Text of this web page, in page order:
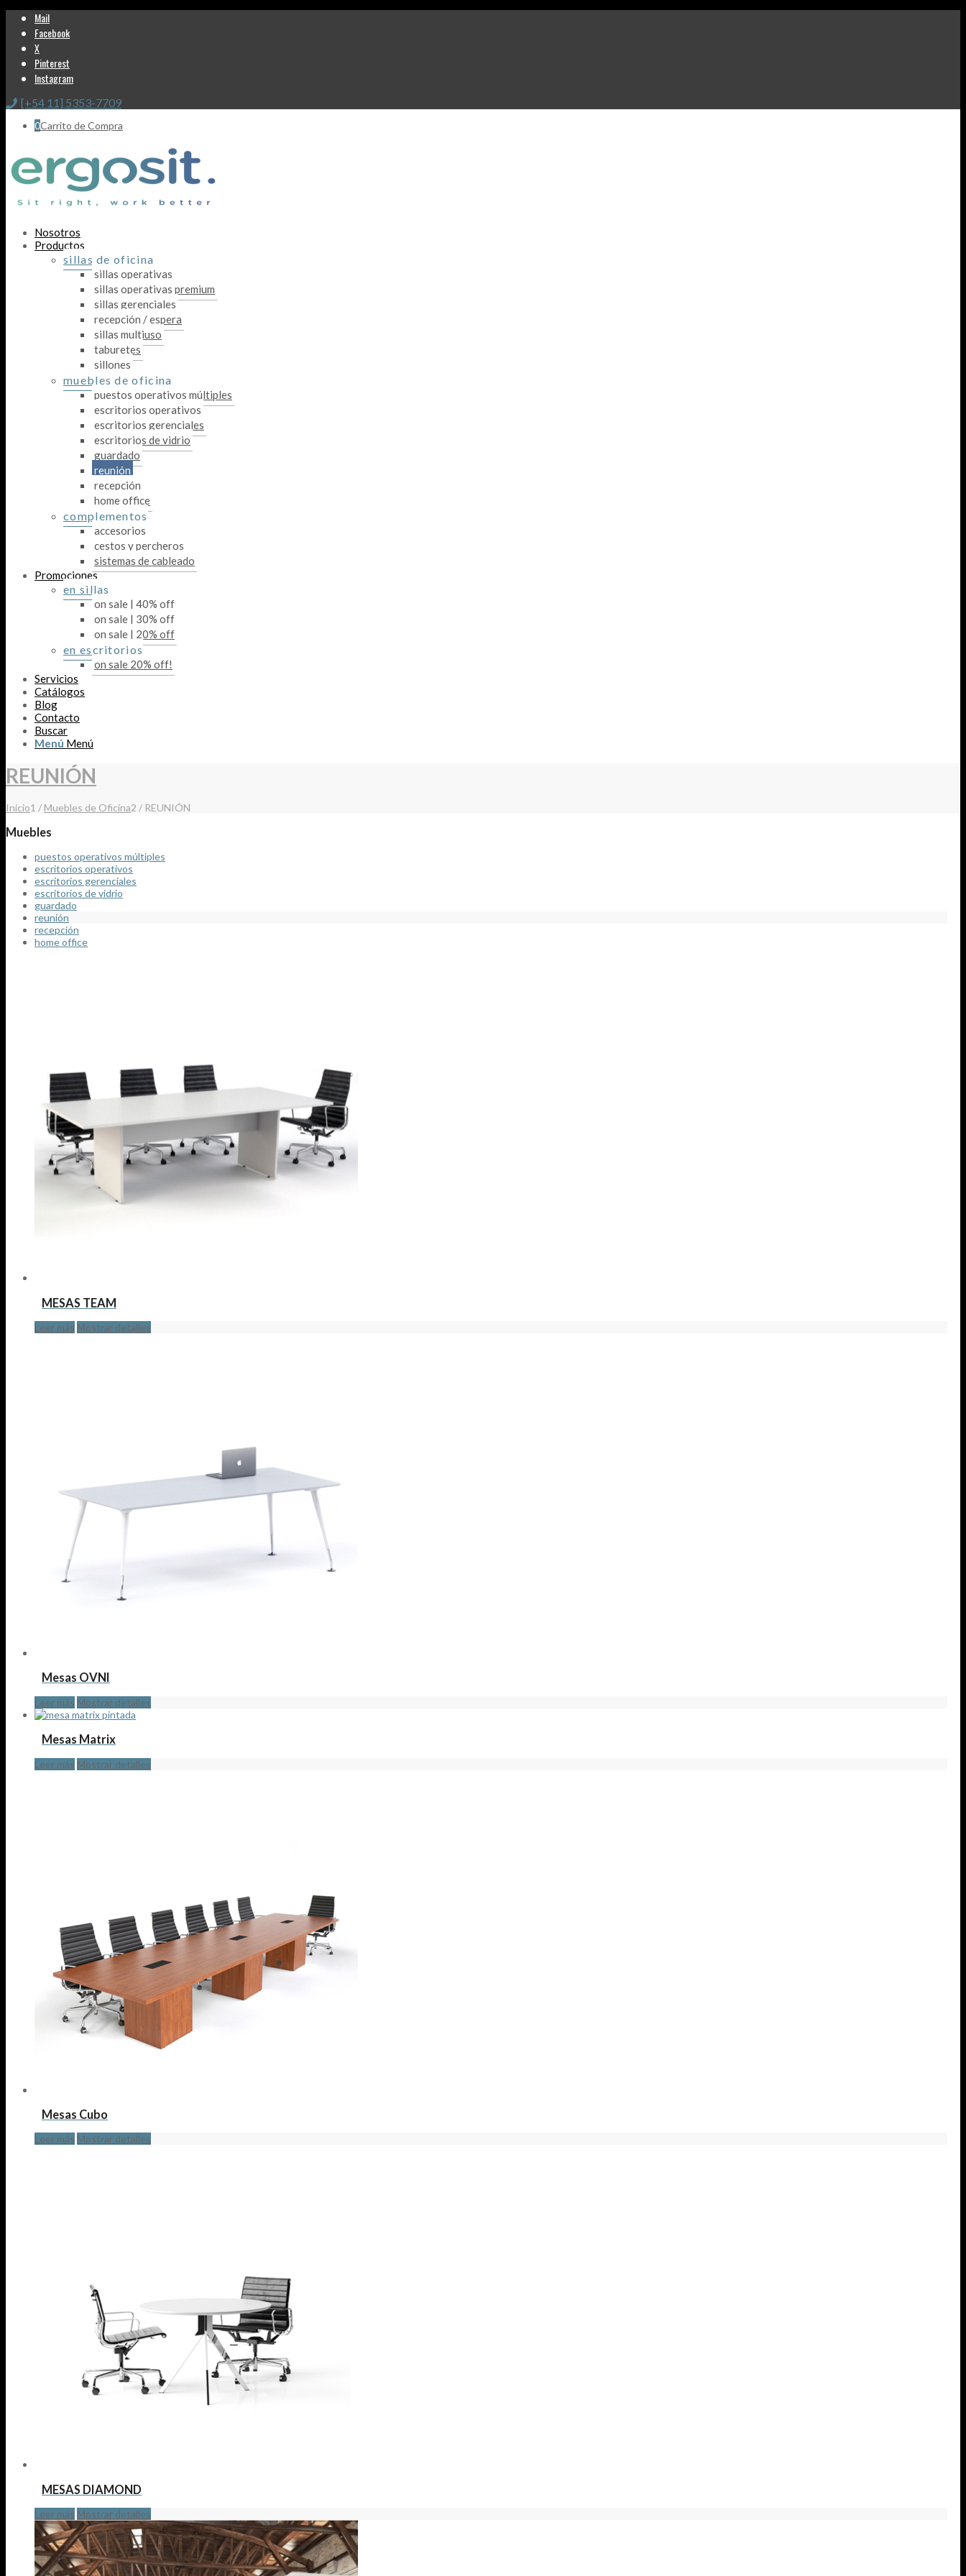
Mail
Facebook
X
Pinterest
Instagram
[+54 11] 5353-7709
0Carrito de Compra
Nosotros
Productos
sillas de oficina
sillas operativas
sillas operativas premium
sillas gerenciales
recepción / espera
sillas multiuso
taburetes
sillones
muebles de oficina
puestos operativos múltiples
escritorios operativos
escritorios gerenciales
escritorios de vidrio
guardado
reunión
recepción
home office
complementos
accesorios
cestos y percheros
sistemas de cableado
Promociones
en sillas
on sale | 40% off
on sale | 30% off
on sale | 20% off
en escritorios
on sale 20% off!
Servicios
Catálogos
Blog
Contacto
Buscar
Menú Menú
REUNIÓN
Inicio1 / Muebles de Oficina2 / REUNIÓN
muebles
puestos operativos múltiples
escritorios operativos
escritorios gerenciales
escritorios de vidrio
guardado
reunión
recepción
home office
MESAS TEAM
Leer más Mostrar detalles
Mesas OVNI
Leer más Mostrar detalles
Mesas Matrix
Leer más Mostrar detalles
Mesas Cubo
Leer más Mostrar detalles
MESAS DIAMOND
Leer más Mostrar detalles